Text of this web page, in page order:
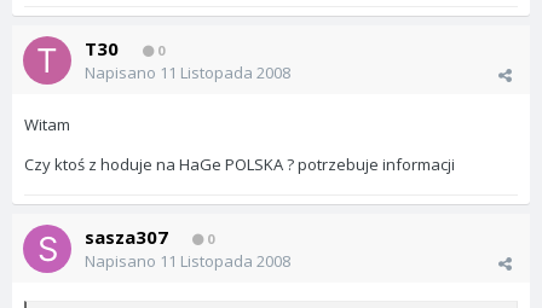
T30 0
Napisano 11 Listopada 2008
Witam
Czy ktoś z hoduje na HaGe POLSKA ? potrzebuje informacji
sasza307 0
Napisano 11 Listopada 2008